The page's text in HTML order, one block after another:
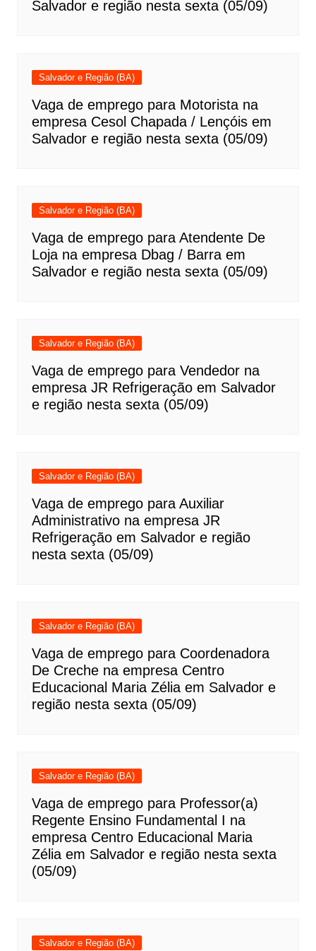
Salvador e região nesta sexta (05/09)
Salvador e Região (BA)
Vaga de emprego para Motorista na
empresa Cesol Chapada / Lençóis em
Salvador e região nesta sexta (05/09)
Salvador e Região (BA)
Vaga de emprego para Atendente De
Loja na empresa Dbag / Barra em
Salvador e região nesta sexta (05/09)
Salvador e Região (BA)
Vaga de emprego para Vendedor na
empresa JR Refrigeração em Salvador
e região nesta sexta (05/09)
Salvador e Região (BA)
Vaga de emprego para Auxiliar
Administrativo na empresa JR
Refrigeração em Salvador e região
nesta sexta (05/09)
Salvador e Região (BA)
Vaga de emprego para Coordenadora
De Creche na empresa Centro
Educacional Maria Zélia em Salvador e
região nesta sexta (05/09)
Salvador e Região (BA)
Vaga de emprego para Professor(a)
Regente Ensino Fundamental I na
empresa Centro Educacional Maria
Zélia em Salvador e região nesta sexta
(05/09)
Salvador e Região (BA)